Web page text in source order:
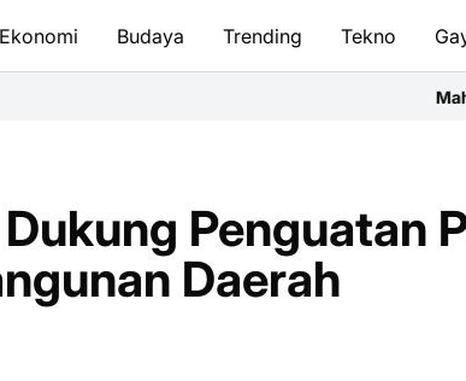
Ekonomi Budaya Trending Tekno
Mahasiswa UIN RIL
Penguatan
Daerah